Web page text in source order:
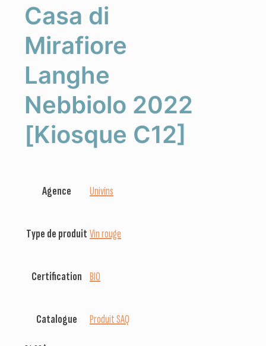
Casa di
Mirafiore
Langhe
Nebbiolo 2022
[Kiosque C12]
Agence Univins
Type de produit Vin rouge
Certification BIO
Catalogue Produit SAQ